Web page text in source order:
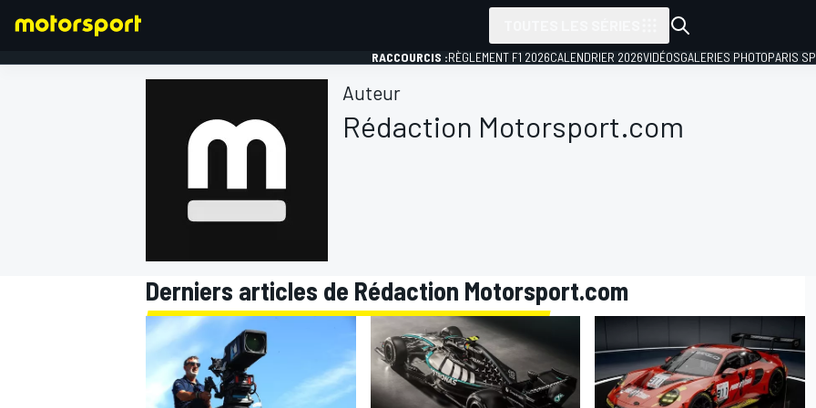
FORMULE 1
RACCOURCIS :RÈGLEMENT F1 2026CALENDRIER 2026VIDÉOSGALERIES PHOTOPARIS
Auteur
Rédaction Motorsport.com
Derniers articles de Rédaction Motorsport.com